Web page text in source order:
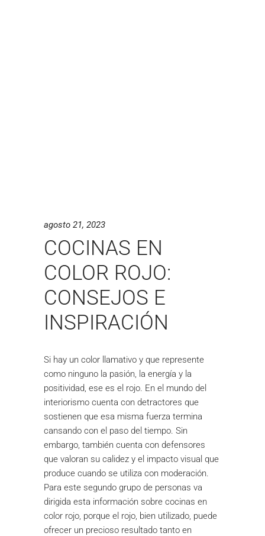
agosto 21, 2023
COCINAS EN
COLOR ROJO:
CONSEJOS E
INSPIRACIÓN
Si hay un color llamativo y que represente
como ninguno la pasión, la energía y la
positividad, ese es el rojo. En el mundo del
interiorismo cuenta con detractores que
sostienen que esa misma fuerza termina
cansando con el paso del tiempo. Sin
embargo, también cuenta con defensores
que valoran su calidez y el impacto visual que
produce cuando se utiliza con moderación.
Para este segundo grupo de personas va
dirigida esta información sobre cocinas en
color rojo, porque el rojo, bien utilizado, puede
ofrecer un precioso resultado tanto en